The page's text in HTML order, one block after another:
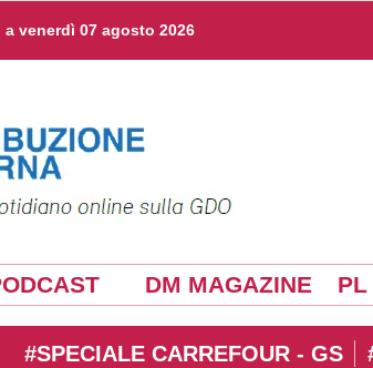
a venerdì 07 agosto 2026
DM MAGAZINE PL
#SPECIALE CARREFOUR - GS